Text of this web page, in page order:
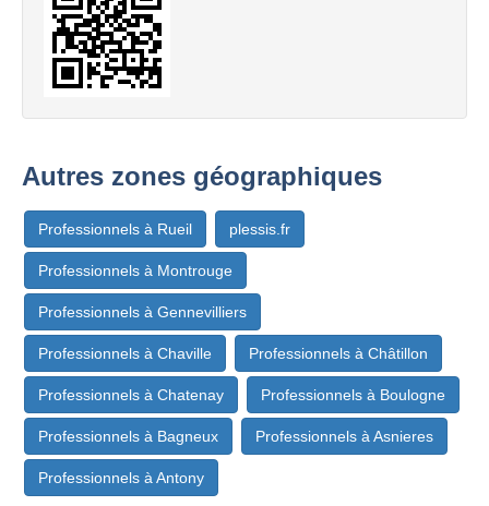
Autres zones géographiques
Professionnels à Rueil plessis.fr
Professionnels à Montrouge
Professionnels à Gennevilliers
Professionnels à Chaville Professionnels à Châtillon
Professionnels à Chatenay Professionnels à Boulogne
Professionnels à Bagneux Professionnels à Asnieres
Professionnels à Antony